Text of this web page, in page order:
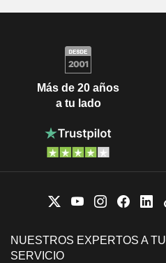
Más de 20 años
a tu lado
NUESTROS EXPERTOS A TU
SERVICIO